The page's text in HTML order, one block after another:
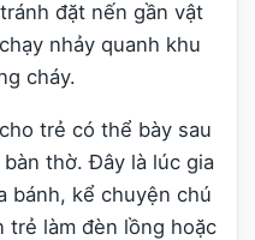
đặt nến gần vật
nhảy quanh khu
cháy.
trẻ có thể bày sau
thờ. Đây là lúc gia
bánh, kể chuyện chú
trẻ làm đèn lồng hoặc